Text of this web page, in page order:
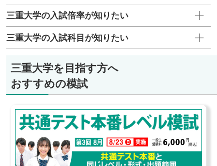
三重大学の入試倍率が知りたい
三重大学の入試科目が知りたい
三重大学を目指す方へ
おすすめの模試